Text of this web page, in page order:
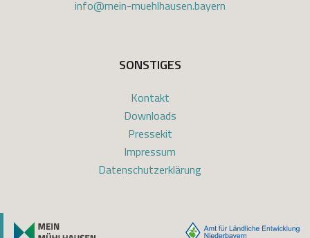
info@mein-muehlhausen.bayern
SONSTIGES
Kontakt
Downloads
Pressekit
Impressum
Datenschutzerklärung